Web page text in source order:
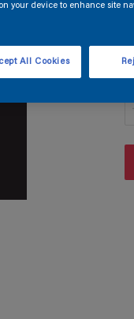
your device to enhance site
All Cookies